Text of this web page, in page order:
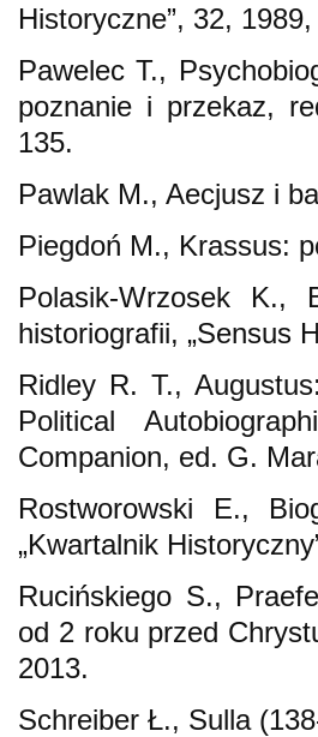
Historyczne”, 32,
Pawelec T.,
poznanie i przekaz,
135.
Pawlak M., Aecjusz i
Piegdoń M., Krassus:
Polasik-Wrzosek K.,
historiografii, „Sensus
Ridley R. T.,
Political
Companion, ed. G.
Rostworowski E.,
„Kwartalnik
Rucińskiego S.,
od 2 roku przed
2013.
Schreiber Ł., Sulla